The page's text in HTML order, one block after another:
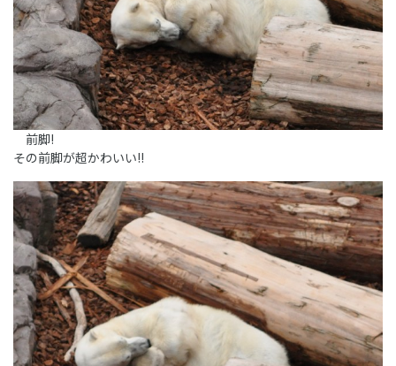
前脚!
その前脚が超かわいい!!